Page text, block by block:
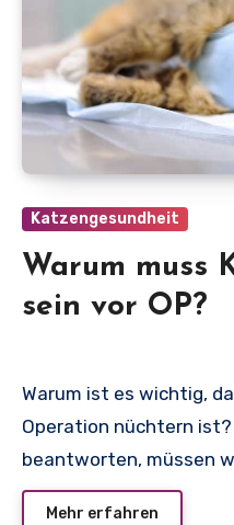
Katzengesundheit
Warum muss
sein vor OP?
Warum ist es wichtig, dass eine Katze vor einer
Operation nüchtern ist?
beantworten, müssen
Mehr erfahren